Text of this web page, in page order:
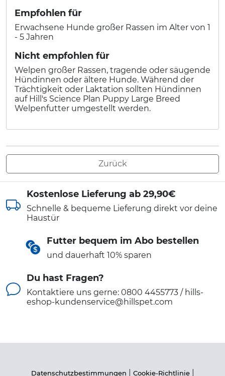
Empfohlen für
Erwachsene Hunde großer Rassen im Alter von 1
- 5 Jahren
Nicht empfohlen für
Welpen großer Rassen, tragende oder säugende
Hündinnen oder ältere Hunde. Während der
Trächtigkeit oder Laktation sollten Hündinnen
auf Hill's Science Plan Puppy Large Breed
Welpenfutter umgestellt werden.
Zurück
Kostenlose Lieferung ab 29,90€
Schnelle & bequeme Lieferung direkt vor deine
Haustür
Futter bequem im Abo bestellen
und dauerhaft 10% sparen
Du hast Fragen?
Kontaktiere uns gerne: 0800 4455773 / hills-
eshop-kundenservice@hillspet.com
Datenschutzbestimmungen Cookie-Richtlinie|